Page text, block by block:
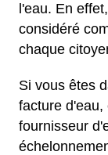
l'eau. En
considéré
chaque
Si vous êtes
facture
fournisseur